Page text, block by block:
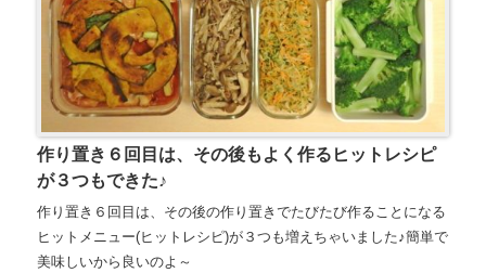
作り置き６回目は、その後もよく作るヒットレシピ
が３つもできた♪
作り置き６回目は、その後の作り置きでたびたび作ることになる
ヒットメニュー(ヒットレシピ)が３つも増えちゃいました♪簡単で
美味しいから良いのよ～